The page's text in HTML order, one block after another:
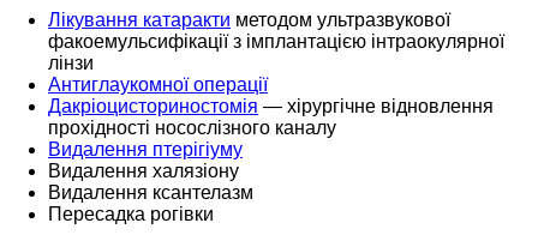
Лікування катаракти методом ультразвукової
факоемульсифікації з імплантацією інтраокулярної
лінзи
Антиглаукомної операції
Дакріоцисториностомія — хірургічне відновлення
прохідності носослізного каналу
Видалення птерігіуму
Видалення халязіону
Видалення ксантелазм
Пересадка рогівки